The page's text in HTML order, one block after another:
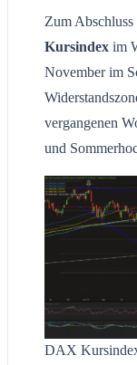
Zum
Kursindex im
November im
vergangenen
und
DAX